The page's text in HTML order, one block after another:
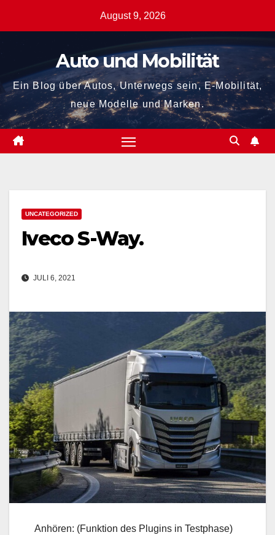
August 9, 2026
Auto und Mobilität
Ein Blog über Autos, Unterwegs sein, E-Mobilität,
neue Modelle und Marken.
UNCATEGORIZED
Iveco S-Way.
JULI 6, 2021
Anhören: (Funktion des Plugins in Testphase)